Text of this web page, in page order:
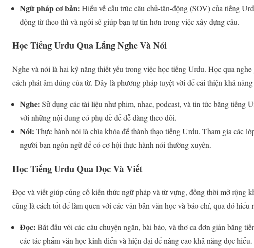
Ngữ pháp cơ bản: Hiểu về cấu trúc câu chủ-tân-động (SOV) của tiếng
động từ theo thì và ngôi sẽ giúp bạn tự tin hơn trong việc xây dựng câu.
Học Tiếng Urdu Qua Lắng Nghe Và Nói
Nghe và nói là hai kỹ năng thiết yếu trong việc học tiếng Urdu. Học qua
cách phát âm đúng của từ. Đây là phương pháp tuyệt vời để cải thiện khả
Nghe: Sử dụng các tài liệu như phim, nhạc, podcast, và tin tức bằng tiếng
với những nội dung có phụ đề để dễ dàng theo dõi.
Nói: Thực hành nói là chìa khóa để thành thạo tiếng Urdu. Tham gia các
người bạn ngôn ngữ để có cơ hội thực hành nói thường xuyên.
Học Tiếng Urdu Qua Đọc Và Viết
Đọc và viết giúp củng cố kiến thức ngữ pháp và từ vựng, đồng thời mở rộng
cũng là cách tốt để làm quen với các văn bản văn học và báo chí, qua đó
Đọc: Bắt đầu với các câu chuyện ngắn, bài báo, và thơ ca đơn giản bằng
các tác phẩm văn học kinh điển và hiện đại để nâng cao khả năng đọc hiểu.